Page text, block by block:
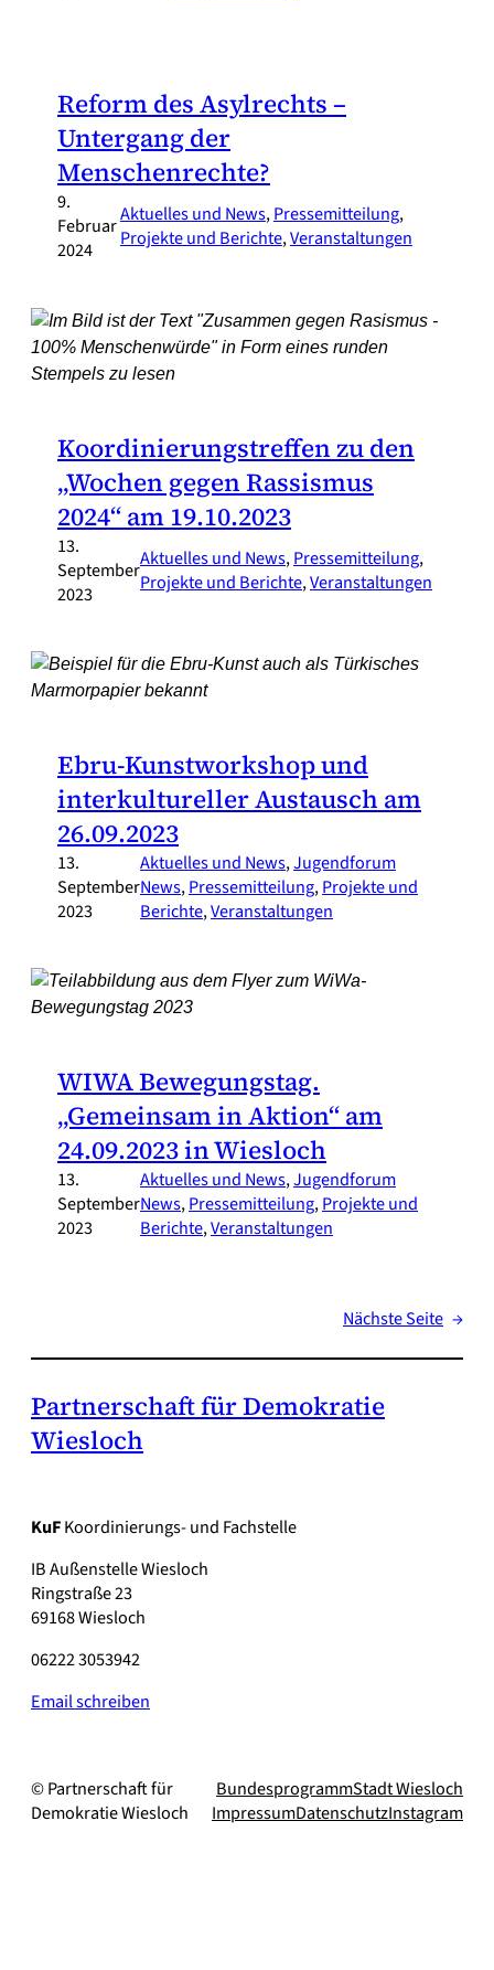
Reform des Asylrechts –
Untergang der
Menschenrechte?
9.
Februar
2024
Aktuelles und News, Pressemitteilung,
Projekte und Berichte, Veranstaltungen
Koordinierungstreffen zu den
„Wochen gegen Rassismus
2024“ am 19.10.2023
13.
September
2023
Aktuelles und News, Pressemitteilung
Projekte und Berichte, Veranstaltungen
Ebru-Kunstworkshop und
interkultureller Austausch am
26.09.2023
13.
September
2023
Aktuelles und News, Jugendforum
News, Pressemitteilung, Projekte und
Berichte, Veranstaltungen
WIWA Bewegungstag.
„Gemeinsam in Aktion“ am
24.09.2023 in Wiesloch
13.
September
2023
Aktuelles und News, Jugendforum
News, Pressemitteilung, Projekte und
Berichte, Veranstaltungen
Nächste Seite →
Partnerschaft für Demokratie
Wiesloch
KuFKoordinierungs- und Fachstelle
IB Außenstelle Wiesloch
Ringstraße 23
69168 Wiesloch
06222 3053942
Email schreiben
© Partnerschaft für
Demokratie Wiesloch
BundesprogrammStadt Wiesloch
ImpressumDatenschutzInstagram